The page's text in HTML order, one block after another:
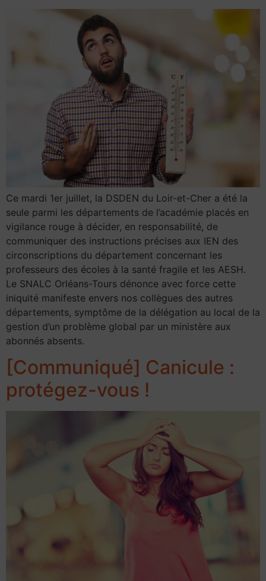
Ce mardi 1er juillet, la DSDEN du Loir-et-Cher a été la
seule parmi les départements de l’académie placés en
vigilance rouge à décider, en responsabilité, de
communiquer des instructions précises aux IEN des
circonscriptions du département concernant les
professeurs des écoles à la santé fragile et les AESH.
Le SNALC Orléans-Tours dénonce avec force cette
iniquité manifeste envers nos collègues des autres
départements, symptôme de la délégation au local de la
gestion d’un problème global par un ministère aux
abonnés absents.
[Communiqué] Canicule :
protégez-vous !